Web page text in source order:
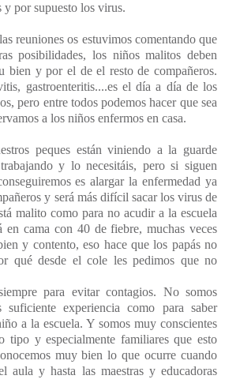
y por supuesto los virus.
reuniones os estuvimos comentando que
posibilidades, los niños malitos deben
bien y por el de el resto de compañeros.
gastroenteritis....es el día a día de los
pero entre todos podemos hacer que sea
a los niños enfermos en casa.
peques están viniendo a la guarde
y lo necesitáis, pero si siguen
es alargar la enfermedad ya
y será más difícil sacar los virus de
malito como para no acudir a la escuela
en cama con 40 de fiebre, muchas veces
y contento, eso hace que los papás no
qué desde el cole les pedimos que no
para evitar contagios. No somos
suficiente experiencia como para saber
a la escuela. Y somos muy conscientes
tipo y especialmente familiares que esto
muy bien lo que ocurre cuando
aula y hasta las maestras y educadoras